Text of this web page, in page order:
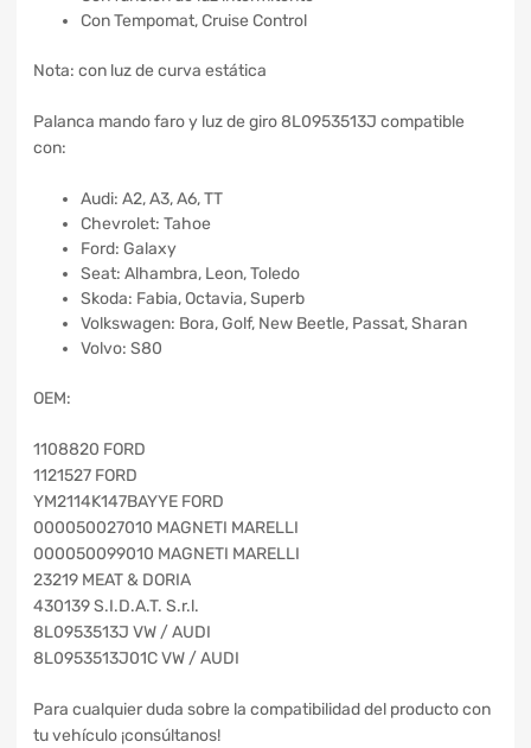
Con Tempomat, Cruise Control
Nota: con luz de curva estática
Palanca mando faro y luz de giro 8L0953513J compatible
con:
Audi: A2, A3, A6, TT
Chevrolet: Tahoe
Ford: Galaxy
Seat: Alhambra, Leon, Toledo
Skoda: Fabia, Octavia, Superb
Volkswagen: Bora, Golf, New Beetle, Passat, Sharan
Volvo: S80
OEM:
1108820 FORD
1121527 FORD
YM2114K147BAYYE FORD
000050027010 MAGNETI MARELLI
000050099010 MAGNETI MARELLI
23219 MEAT & DORIA
430139 S.I.D.A.T. S.r.l.
8L0953513J VW / AUDI
8L0953513J01C VW / AUDI
Para cualquier duda sobre la compatibilidad del producto con
tu vehículo ¡consúltanos!